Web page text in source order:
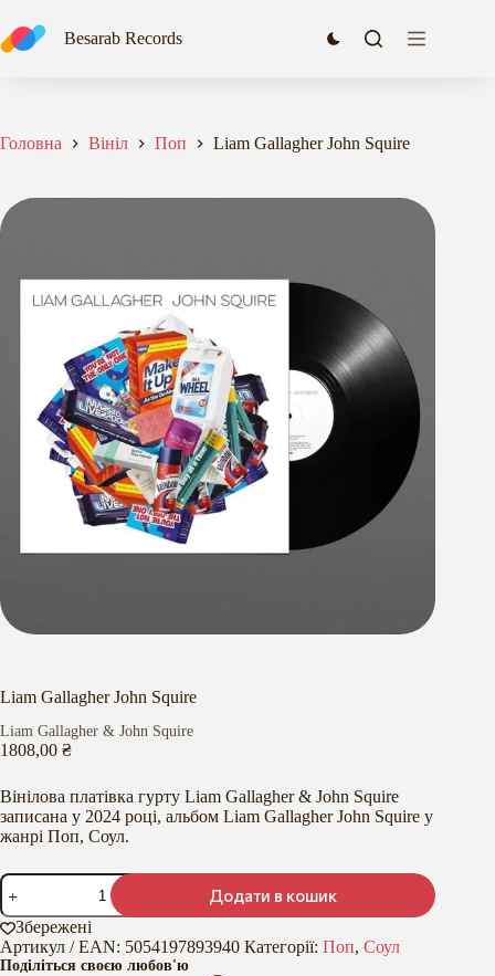
до
вмісту
Besarab Records
Головна Вініл Поп Liam Gallagher John Squire
Liam Gallagher John Squire
Liam Gallagher & John Squire
1808,00 ₴
Вінілова платівка гурту Liam Gallagher & John Squire
записана у 2024 році, альбом Liam Gallagher John Squire у
жанрі Поп, Соул.
Liam
Gallagher
John
Squire
кількість
Додати в кошик
Збережені
Артикул / EAN: 5054197893940 Категорії: Поп, Соул
Поділіться своєю любов'ю